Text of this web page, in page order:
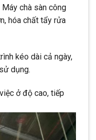
chà sàn công
hóa chất tẩy rửa
kéo dài cả ngày,
dụng.
ở độ cao, tiếp